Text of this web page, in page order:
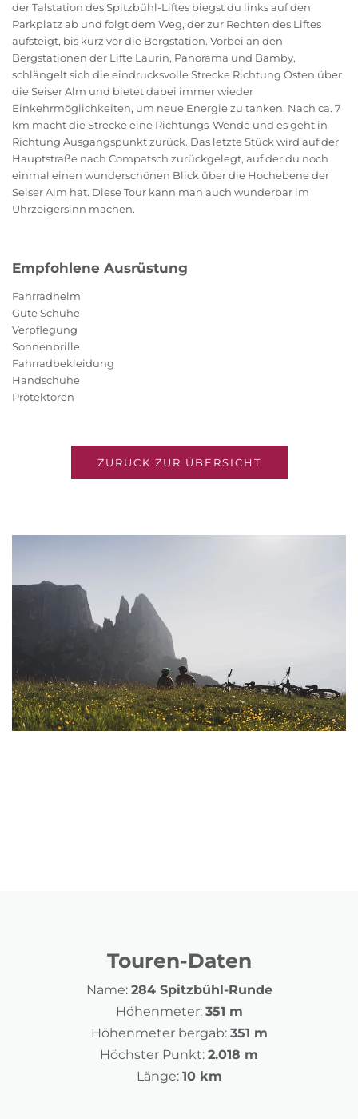
der Talstation des Spitzbühl-Liftes biegst du links auf den
Parkplatz ab und folgt dem Weg, der zur Rechten des Liftes
aufsteigt, bis kurz vor die Bergstation. Vorbei an den
Bergstationen der Lifte Laurin, Panorama und Bamby,
schlängelt sich die eindrucksvolle Strecke Richtung Osten über
die Seiser Alm und bietet dabei immer wieder
Einkehrmöglichkeiten, um neue Energie zu tanken. Nach ca. 7
km macht die Strecke eine Richtungs-Wende und es geht in
Richtung Ausgangspunkt zurück. Das letzte Stück wird auf der
Hauptstraße nach Compatsch zurückgelegt, auf der du noch
einmal einen wunderschönen Blick über die Hochebene der
Seiser Alm hat. Diese Tour kann man auch wunderbar im
Uhrzeigersinn machen.
Empfohlene Ausrüstung
Fahrradhelm
Gute Schuhe
Verpflegung
Sonnenbrille
Fahrradbekleidung
Handschuhe
Protektoren
ZURÜCK ZUR ÜBERSICHT
Touren-Daten
Name: 284 Spitzbühl-Runde
Höhenmeter: 351 m
Höhenmeter bergab: 351 m
Höchster Punkt: 2.018 m
Länge: 10 km